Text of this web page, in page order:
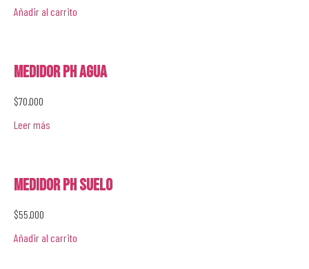
Añadir al carrito
Medidor PH Agua
$70.000
Leer más
Medidor PH Suelo
$55.000
Añadir al carrito